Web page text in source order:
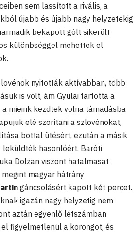
sem lassított a rivális, a
újabb és újabb nagy helyzetekig
bekapott gólt sikerült
különbséggel mehettek el
nyitották aktívabban, több
is volt, ám Gyulai tartotta a
mieink kezdtek volna támadásba
elé szorítani a szlovénokat,
bottal ütésért, ezután a másik
leküldték hasonlóért. Baróti
Dolzan viszont hatalmasat
magyar hátrány
gáncsolásért kapott két percet.
igazán nagy helyzetig nem
aztán egyenlő létszámban
figyelmetlenül a korongot, és